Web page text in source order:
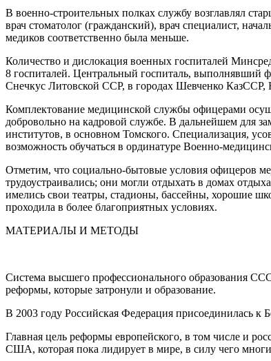
В военно-строительных полках службу возглавлял
врач стоматолог (гражданский), врач специалист,
медиков соответственно была меньше.
Количество и дислокация военных госпиталей
8 госпиталей. Центральный госпиталь, выполнявший
Снечкус Литовской ССР, в городах Шевченко КазССР,
Комплектование медицинской службы офицерами
добровольно на кадровой службе. В дальнейшем для
институтов, в основном Томского. Специализация,
возможность обучаться в ординатуре Военно-
Отметим, что социально-бытовые условия офицеров
трудоустраивались; они могли отдыхать в домах
имелись свои театры, стадионы, бассейны, хорошие
проходила в более благоприятных условиях.
МАТЕРИАЛЫ И МЕТОДЫ
Система высшего профессионального образования
реформы, которые затронули и образование.
В 2003 году Российская Федерация присоединилась к
Главная цель реформы европейского, в том числе и
США, которая пока лидирует в мире, в силу чего